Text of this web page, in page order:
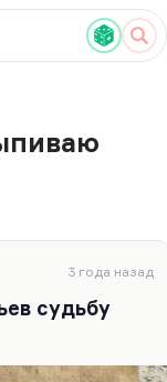
3 года назад
судьбу